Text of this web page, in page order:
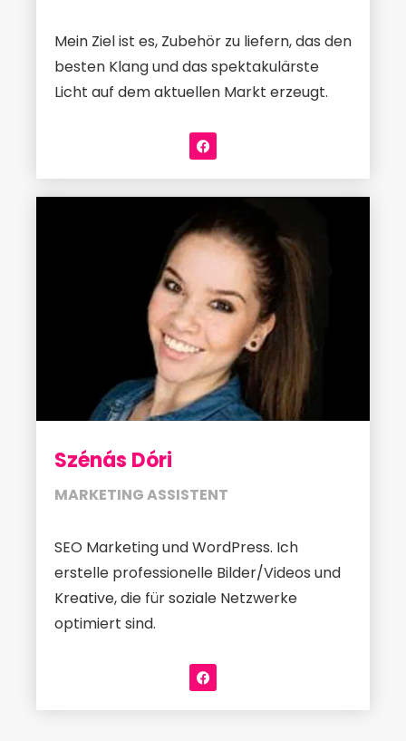
Mein Ziel ist es, Zubehör zu liefern, das den
besten Klang und das spektakulärste
Licht auf dem aktuellen Markt erzeugt.
Szénás Dóri
MARKETING ASSISTENT
SEO Marketing und WordPress. Ich
erstelle professionelle Bilder/Videos und
Kreative, die für soziale Netzwerke
optimiert sind.